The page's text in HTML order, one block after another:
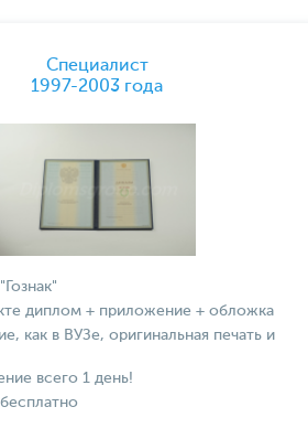
Специалист
1997-2003 года
диплом + приложение + обложка
как в ВУЗе, оригинальная печать и
всего 1 день!